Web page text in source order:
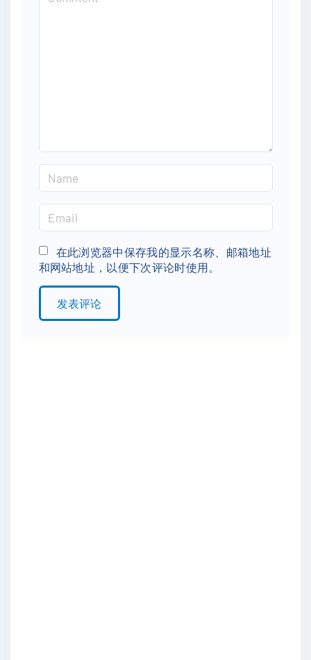
a
e
*
m
a
i
l
在此浏览器中保存我的显示名称、邮箱地址
和网站地址，以便下次评论时使用。